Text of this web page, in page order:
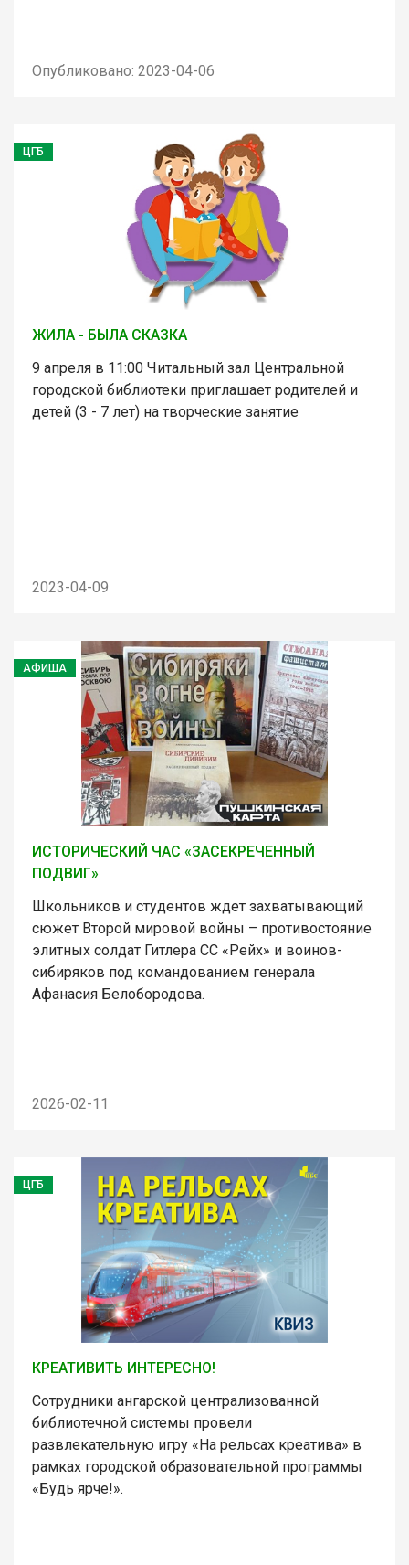
Опубликовано: 2023-04-06
ЦГБ
ЖИЛА - БЫЛА СКАЗКА
9 апреля в 11:00 Читальный зал Центральной
городской библиотеки приглашает родителей и
детей (3 - 7 лет) на творческие занятие
2023-04-09
АФИША
ИСТОРИЧЕСКИЙ ЧАС «ЗАСЕКРЕЧЕННЫЙ
ПОДВИГ»
Школьников и студентов ждет захватывающий
сюжет Второй мировой войны – противостояние
элитных солдат Гитлера СС «Рейх» и воинов-
сибиряков под командованием генерала
Афанасия Белобородова.
2026-02-11
ЦГБ
КРЕАТИВИТЬ ИНТЕРЕСНО!
Сотрудники ангарской централизованной
библиотечной системы провели
развлекательную игру «На рельсах креатива» в
рамках городской образовательной программы
«Будь ярче!».